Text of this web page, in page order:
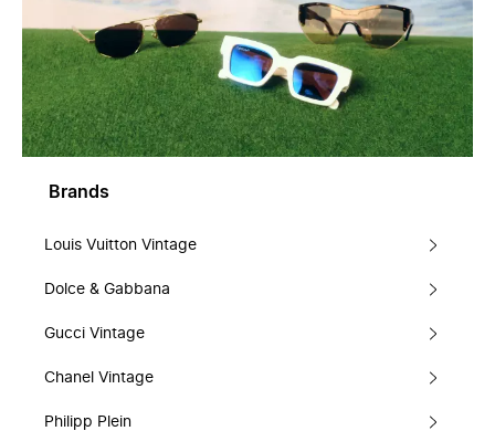
Brands
Louis Vuitton Vintage
Dolce & Gabbana
Gucci Vintage
Chanel Vintage
Philipp Plein